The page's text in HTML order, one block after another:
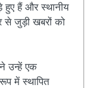
हुए हैं और स्थानीय
से जुड़ी खबरों को
उन्हें एक
में स्थापित